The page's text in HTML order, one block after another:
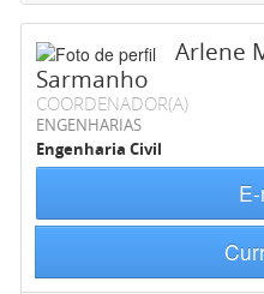
Arlene
Sarmanho
COORDENADOR(A)
ENGENHARIAS
Engenharia Civil